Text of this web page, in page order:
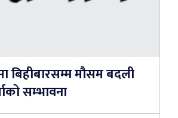
बिहीबारसम्म मौसम बदली
सम्भावना